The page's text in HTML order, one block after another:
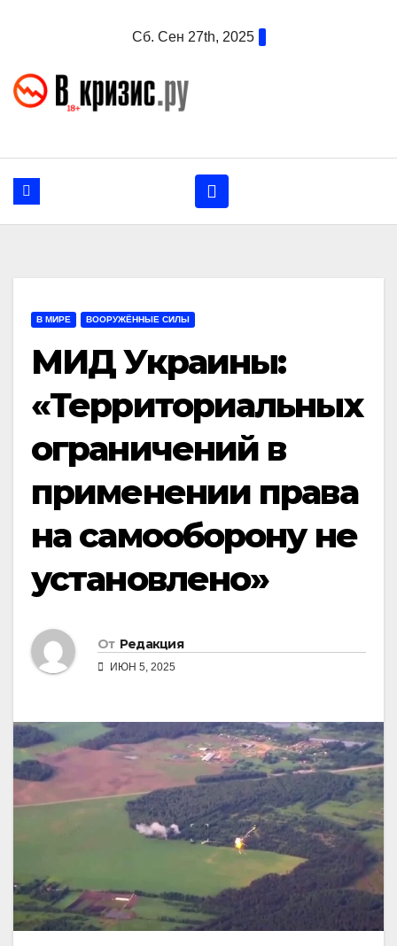
Сб. Сен 27th, 2025
В МИРЕ ВООРУЖЁННЫЕ СИЛЫ
МИД Украины:
«Территориальных
ограничений в
применении права
на самооборону не
установлено»
От Редакция
ИЮН 5, 2025